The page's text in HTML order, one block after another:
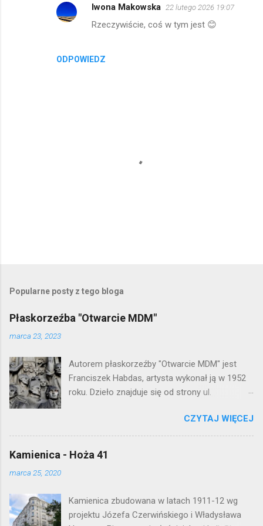
ODPOWIEDZ
Iwona Makowska 22 lutego 2026 19:07
Rzeczywiście, coś w tym jest 😊
e
i
j
o
m
e
n
t
a
Popularne posty z tego bloga
Płaskorzeźba "Otwarcie MDM"
marca 23, 2023
Autorem płaskorzeźby "Otwarcie MDM" jest
Franciszek Habdas, artysta wykonał ją w 1952
roku. Dzieło znajduje się od strony ul.
warszawskiej flagowej inwestycji
mieszkaniowej lat 50. Lokalizacja: Śródmieście
CZYTAJ WIĘCEJ
Kamienica - Hoża 41
marca 25, 2020
Kamienica zbudowana w latach 1911-12 wg
projektu Józefa Czerwińskiego i Władysława